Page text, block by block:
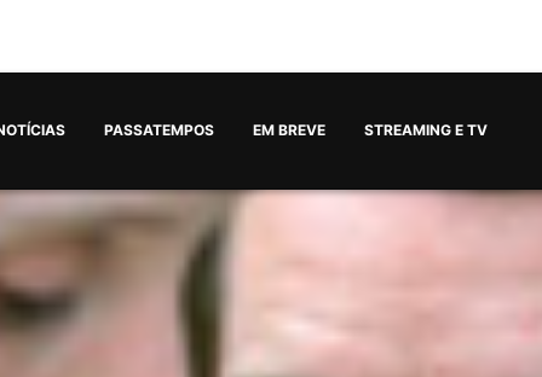
PASSATEMPOS EM BREVE STREAMING E TV